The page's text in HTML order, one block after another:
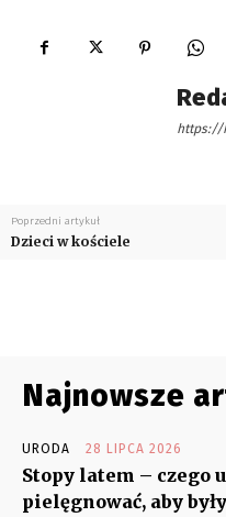
https://
Poprzedni artykuł
Dzieci w kościele
Najnowsze
URODA 28 LIPCA 2026
Stopy latem – czego
pielęgnować, aby